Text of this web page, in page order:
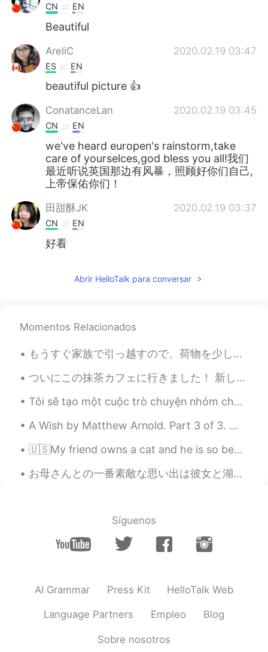
CN EN
Beautiful
AreliC 2020.02.19 03:47
ES EN
beautiful picture 👍
ConatanceLan 2020.02.19 03:45
CN EN
we've heard europen's rainstorm,take
care of yourselces,god bless you all!我们
最近听说英国那边有风暴，照顾好你们自己,
上帝保佑你们！
田甜酥JK 2020.02.19 03:37
CN EN
好看
Abrir HelloTalk para conversar
Momentos Relacionados
もうすぐ家族で引っ越すので、荷物を少しずつ整理しています 📦 この前、お母さんのクローゼットから漫画がたくさん出てきてびっくりしました。 こんなにあったとは！😂 でも、まだどこかにしまって...
ついにこの抹茶カフェに行きました！ 新し店でめちゃくちゃ人気があります！ クレープとチーズケーキを食べてみました😋🍰🍵 めちゃ美味しかったです Anoche fui al café de té...
Tôi sẽ tạo một cuộc trò chuyện nhóm cho những người Việt Nam muốn học tiếng Anh. Vui lòng để lại ...
A Wish by Matthew Arnold. Part 3 of 3. Which never was the friend of one, Nor promised love ...
🇺🇸My friend owns a cat and he is so beautiful. He is a natural born model right?☺️ I really love ...
お母さんとの一番素敵な思い出は彼女と湖岸を歩くことです。私は落ちないためにお母さんはこの写真のように私の手を握りました。この頃はお母さんのバランスはよくなくなってしまったから、一緒に歩く時、彼女...
Síguenos
AI Grammar Press Kit HelloTalk Web
Language Partners Empleo Blog
Sobre nosotros